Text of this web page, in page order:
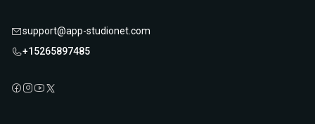
support@app-studionet.com
+15265897485